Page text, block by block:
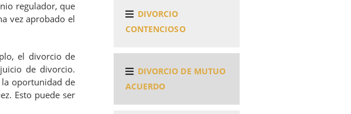
regulador, que
vez aprobado el
el divorcio de
de divorcio.
la oportunidad de
Esto puede ser
DIVORCIO
CONTENCIOSO
DIVORCIO DE MUTUO
ACUERDO